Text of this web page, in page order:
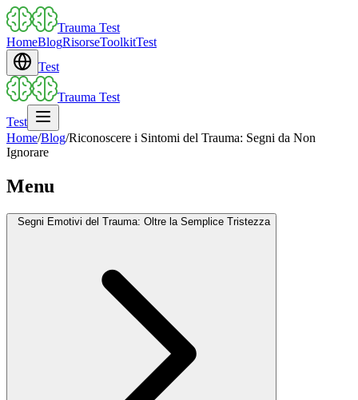
Trauma Test
HomeBlogRisorseToolkitTest
Test
Trauma Test
Test
Home/Blog/Riconoscere i Sintomi del Trauma: Segni da Non
Ignorare
Menu
Segni Emotivi del Trauma: Oltre la Semplice Tristezza